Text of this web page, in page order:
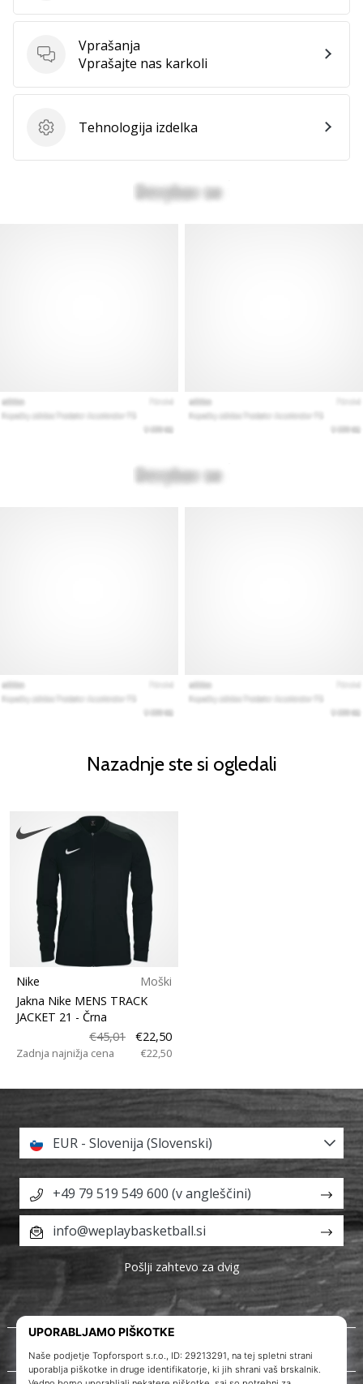
Vprašanja
Vprašanja
Vprašajte nas karkoli
Tehnologija izdelka
Tehnologija izdelka
Nazadnje ste si ogledali
Nike
Moški
Jakna Nike MENS TRACK
JACKET 21 - Črna
€45,01
€22,50
Zadnja najnižja cena €22,50
O nas
EUR - Slovenija (Slovenski)
+49 79 519 549 600 (v angleščini)
info@weplaybasketball.si
Pošlji zahtevo za dvig